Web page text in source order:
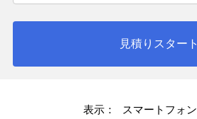
見積りスタート
表示： スマートフォン